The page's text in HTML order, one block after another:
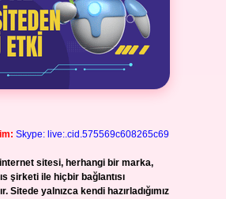
Skype: live:.cid.575569c608265c69
sitesi, herhangi bir marka,
şirketi ile hiçbir bağlantısı
Sitede yalnızca kendi hazırladığımız